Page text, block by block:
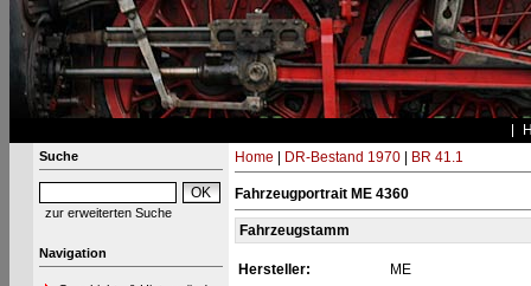
Suche
zur erweiterten Suche
Navigation
Home DR-Bestand 1970| BR 41.1
Fahrzeugportrait ME 4360
Fahrzeugstamm
Hersteller:
ME